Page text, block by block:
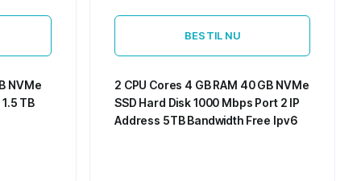
NVMe
1.5 TB
BESTIL NU
2 CPU Cores 4 GB RAM 40 GB NVMe
SSD Hard Disk1000 Mbps Port2 IP
Address 5TB BandwidthFree Ipv6